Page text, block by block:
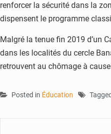
renforcer la sécurité dans la
dispensent le programme
Malgré la tenue fin 2019 d’un
dans les localités du cercle
retrouvent au chômage à
Posted in Éducation Tagged